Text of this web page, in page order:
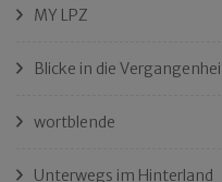
MY LPZ
Blicke in die
wortblende
Unterwegs im Hinterland